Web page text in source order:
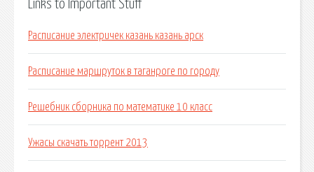
Links to Important Stuff
Расписание электричек казань казань арск
Расписание маршруток в таганроге по городу
Решебник сборника по математике 10 класс
Ужасы скачать торрент 2013